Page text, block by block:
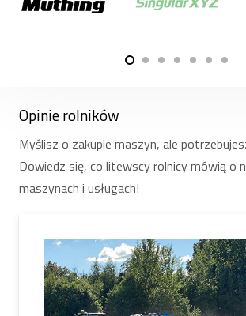
głąb gleby zwalnia, a korzenie
często występuje przy płytkiej uprawie
należy uprawiać glebę pasami o
najmniej 5 centymetrów większej niż
głębokość strzyżenia.
Jeśli chcesz wypróbować technologię
oferujemy usługę wynajmu siewnika.
wynająć siewnik na dzień, tydzień,
dowolny inny okres. Wybierając
wynajęcia, nie tylko będziesz mógł
Opinie rolników
Myślisz o zakupie maszyn, ale
Dowiedz się, co litewscy rolnicy mówią o
maszynach i usługach!